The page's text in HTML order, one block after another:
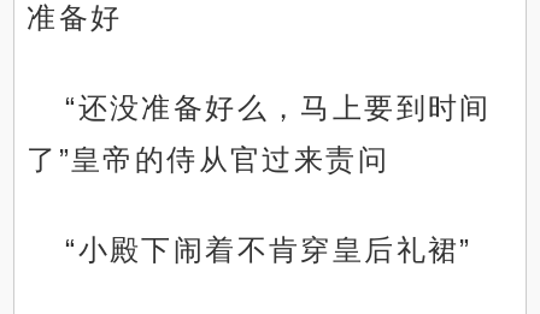
准备好
“还没准备好么，马上要到时间
了”皇帝的侍从官过来责问
“小殿下闹着不肯穿皇后礼裙”